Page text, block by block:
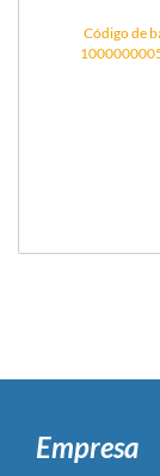
Código de
Empresa